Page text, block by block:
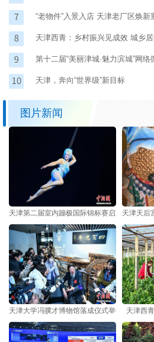
“老物件”入景入店 天津老厂区焕新
天津西青：乡村振兴见成效 城乡
领先水平
第十二届“美丽津城·魅力滨城”网
举行
天津，奔向“世界级”新目标
图片新闻
天津第二届室内蹦极国际锦标赛启幕 中外选
天津天后
天津大学冯骥才博物馆落成仪式举行 天津西